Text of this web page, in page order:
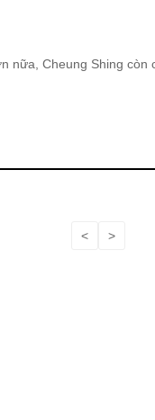
Cheung Shing
< >